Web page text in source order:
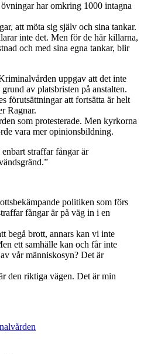
har omkring 1000 intagna
att möta sig själv och sina tankar.
inte det. Men för de här killarna,
och med sina egna tankar, blir
uppgav att det inte
av platsbristen på anstalten.
förutsättningar att fortsätta är helt
Ragnar.
som protesterade. Men kyrkorna
vara mer opinionsbildning.
straffar fångar är
politiken som förs
fångar är på väg in i en
begå brott, annars kan vi inte
ett samhälle kan och får inte
vår människosyn? Det är
den riktiga vägen. Det är min